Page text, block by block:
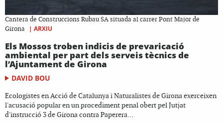
Cantera de Construccions Rubau SA situada al carrer Pont Major de
Girona
| ARXIU
Els Mossos troben indicis de prevaricació
ambiental per part dels serveis tècnics de
l’Ajuntament de Girona
DAVID BOU
Ecologistes en Acció de Catalunya i Naturalistes de Girona exerceixen
l'acusació popular en un procediment penal obert pel Jutjat
d'instrucció 3 de Girona contra Paperera...